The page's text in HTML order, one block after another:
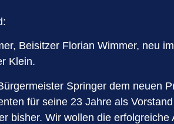
Beisitzer Florian Wimmer, neu
Klein.
Springer dem neuen
für seine 23 Jahre als
bisher. Wir wollen die erfolgreiche